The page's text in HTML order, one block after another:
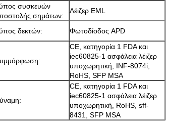
συσκευών
σημάτων:
Λέιζερ EML
δεκτών: Φωτοδίοδος APD
CE, κατηγορία 1 FDA και
iec60825-1 ασφάλεια λέιζερ
υποχωρητική, INF-8074i,
RoHS, SFP MSA
CE, κατηγορία 1 FDA και
iec60825-1 ασφάλεια λέιζερ
υποχωρητική, RoHS, sff-
8431, SFP MSA